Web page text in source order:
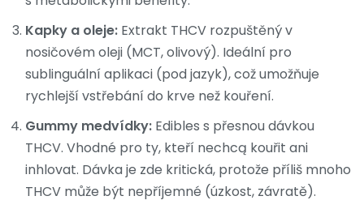
Kapky a oleje: Extrakt THCV rozpuštěný v
nosičovém oleji (MCT, olivový). Ideální pro
sublinguální aplikaci (pod jazyk), což umožňuje
rychlejší vstřebání do krve než kouření.
Gummy medvídky: Edibles s přesnou dávkou
THCV. Vhodné pro ty, kteří nechcą kouřit ani
inhlovat. Dávka je zde kritická, protože příliš mnoho
THCV může být nepříjemné (úzkost, závratě).